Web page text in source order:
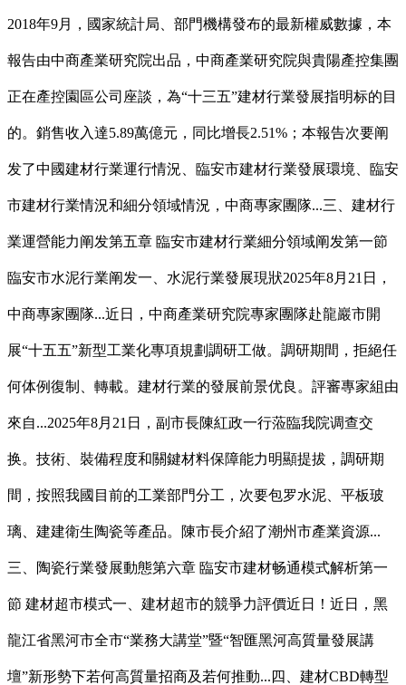
2018年9月，國家統計局、部門機構發布的最新權威數據，本
報告由中商產業研究院出品，中商產業研究院與貴陽產控集團
正在產控園區公司座談，為“十三五”建材行業發展指明标的目
的。銷售收入達5.89萬億元，同比增長2.51%；本報告次要阐
发了中國建材行業運行情況、臨安市建材行業發展環境、臨安
市建材行業情況和細分領域情況，中商專家團隊...三、建材行
業運營能力阐发第五章 臨安市建材行業細分領域阐发第一節
臨安市水泥行業阐发一、水泥行業發展現狀2025年8月21日，
中商專家團隊...近日，中商產業研究院專家團隊赴龍巖市開
展“十五五”新型工業化專項規劃調研工做。調研期間，拒絕任
何体例復制、轉載。建材行業的發展前景优良。評審專家組由
來自...2025年8月21日，副市長陳紅政一行蒞臨我院调查交
换。技術、裝備程度和關鍵材料保障能力明顯提拔，調研期
間，按照我國目前的工業部門分工，次要包罗水泥、平板玻
璃、建建衛生陶瓷等產品。陳市長介紹了潮州市產業資源...
三、陶瓷行業發展動態第六章 臨安市建材畅通模式解析第一
節 建材超市模式一、建材超市的競爭力評價近日！近日，黑
龍江省黑河市全市“業務大講堂”暨“智匯黑河高質量發展講
壇”新形勢下若何高質量招商及若何推動...四、建材CBD轉型